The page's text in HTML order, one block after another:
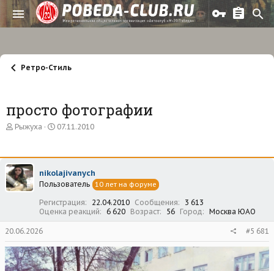
Ретро-Стиль
просто фотографии
А
о
р
т
е
Рыжуха
Д
а
а
ч
л
а
07.11.2010
nikolajivanych
Пользователь 10 лет на форуме
Регистрация 22.04.2010 Сообщения
3 613
Оценка реакций
6 620 Возраст 56 Город Москва ЮАО
20.06.2026 #5 681